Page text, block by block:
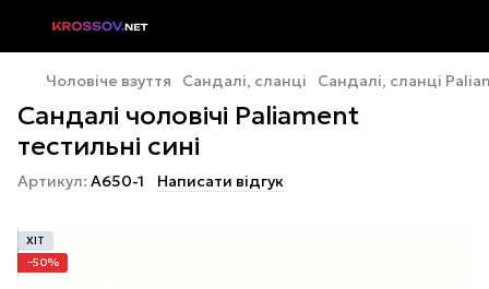
Чоловіче взуття Сандалі, сланці Сандалі, сланці
Сандалі чоловічі Paliament
тестильні сині
Артикул: A650-1 Написати відгук
ХІТ
−50%